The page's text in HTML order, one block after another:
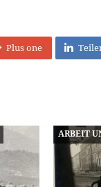
Plus one
ARBEIT